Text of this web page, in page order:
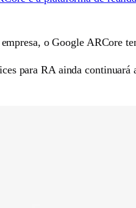
o Google ARCore
para RA ainda